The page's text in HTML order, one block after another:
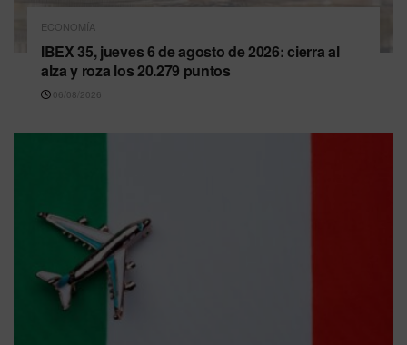
ECONOMÍA
IBEX 35, jueves 6 de agosto de 2026: cierra al
alza y roza los 20.279 puntos
06/08/2026